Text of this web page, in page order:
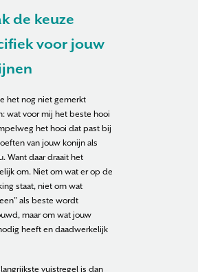
de keuze
voor jouw
het nog niet gemerkt
wat voor mij het beste hooi
het hooi dat past bij
van jouw konijn als
Want daar draait het
om. Niet om wat er op de
staat, niet om wat
als beste wordt
maar om wat jouw
heeft en daadwerkelijk
vuistregel is dan